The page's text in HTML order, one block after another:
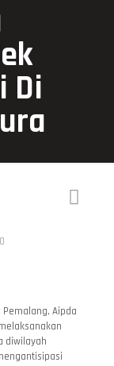
Di
Pemalang, Aipda
diwilayah